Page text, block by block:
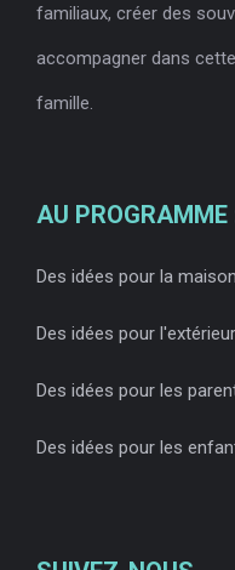
familiaux, créer des
accompagner dans
famille.
AU PROGRAMME
Des idées pour la maison
Des idées pour l'extérieur
Des idées pour les
Des idées pour les